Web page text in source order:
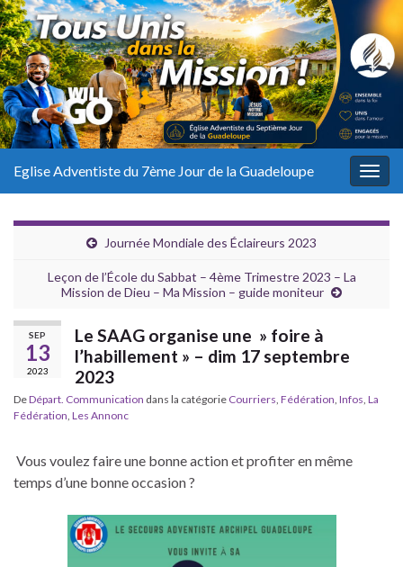
Eglise Adventiste du 7ème Jour de la Guadeloupe
Journée Mondiale des Éclaireurs 2023
Leçon de l’École du Sabbat – 4ème Trimestre 2023 – La
Mission de Dieu – Ma Mission – guide moniteur
SEP
13
2023
Le SAAG organise une » foire à
l’habillement » – dim 17 septembre
2023
DeDépart. Communication dans la catégorie Courriers, Fédération, Infos, La
Fédération, Les Annonc
Vous voulez faire une bonne action et profiter en même
temps d’une bonne occasion ?